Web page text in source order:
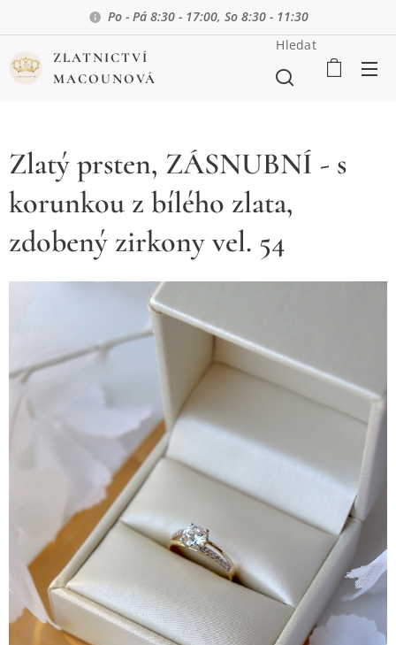
Po - Pá 8:30 - 17:00, So 8:30 - 11:30
ZLATNICTVÍ
MACOUNOVÁ
Hledat
Zlatý prsten, ZÁSNUBNÍ - s
korunkou z bílého zlata,
zdobený zirkony vel. 54